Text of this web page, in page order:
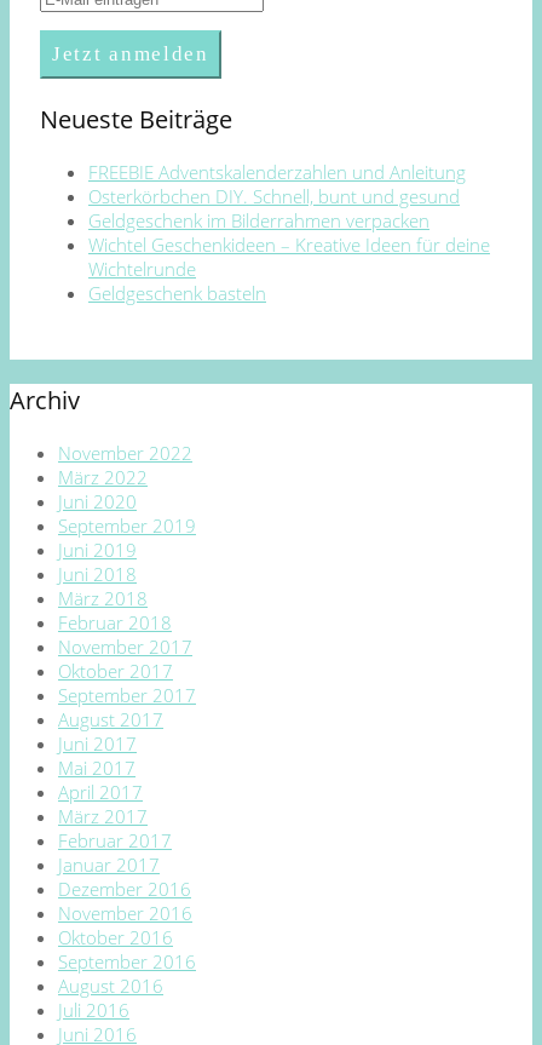
Neueste Beiträge
FREEBIE Adventskalenderzahlen und Anleitung
Osterkörbchen DIY. Schnell, bunt und gesund
Geldgeschenk im Bilderrahmen verpacken
Wichtel Geschenkideen – Kreative Ideen für deine
Wichtelrunde
Geldgeschenk basteln
Archiv
November 2022
März 2022
Juni 2020
September 2019
Juni 2019
Juni 2018
März 2018
Februar 2018
November 2017
Oktober 2017
September 2017
August 2017
Juni 2017
Mai 2017
April 2017
März 2017
Februar 2017
Januar 2017
Dezember 2016
November 2016
Oktober 2016
September 2016
August 2016
Juli 2016
Juni 2016